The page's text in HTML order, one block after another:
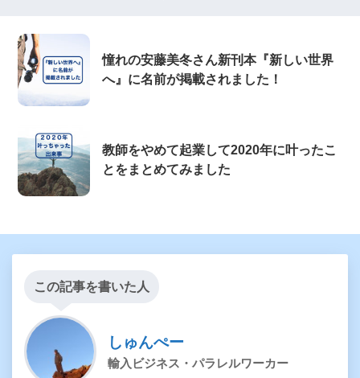
憧れの安藤美冬さん新刊本『新しい世界
へ』に名前が掲載されました！
教師をやめて起業して2020年に叶ったこ
とをまとめてみました
この記事を書いた人
しゅんぺー
輸入ビジネス・パラレルワーカー